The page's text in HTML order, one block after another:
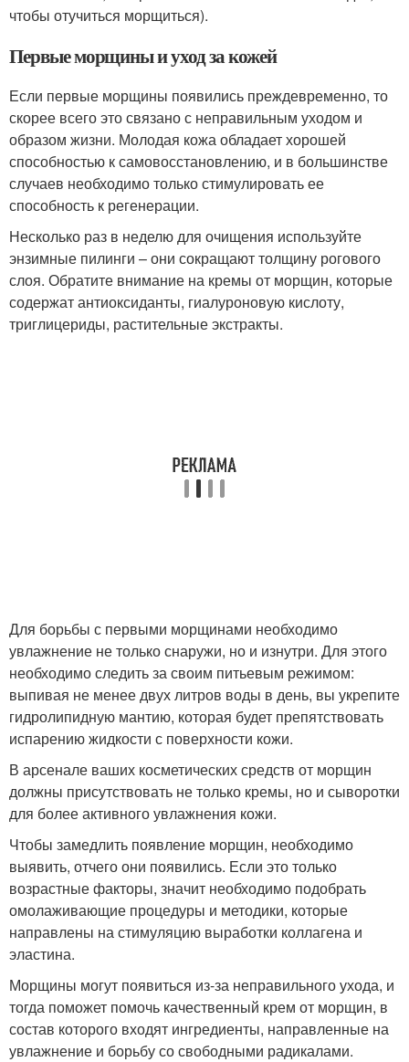
чтобы отучиться морщиться).
Первые морщины и уход за кожей
Если первые морщины появились преждевременно, то
скорее всего это связано с неправильным уходом и
образом жизни. Молодая кожа обладает хорошей
способностью к самовосстановлению, и в большинстве
случаев необходимо только стимулировать ее
способность к регенерации.
Несколько раз в неделю для очищения используйте
энзимные пилинги – они сокращают толщину рогового
слоя. Обратите внимание на кремы от морщин, которые
содержат антиоксиданты, гиалуроновую кислоту,
триглицериды, растительные экстракты.
Для борьбы с первыми морщинами необходимо
увлажнение не только снаружи, но и изнутри. Для этого
необходимо следить за своим питьевым режимом:
выпивая не менее двух литров воды в день, вы укрепите
гидролипидную мантию, которая будет препятствовать
испарению жидкости с поверхности кожи.
В арсенале ваших косметических средств от морщин
должны присутствовать не только кремы, но и сыворотки
для более активного увлажнения кожи.
Чтобы замедлить появление морщин, необходимо
выявить, отчего они появились. Если это только
возрастные факторы, значит необходимо подобрать
омолаживающие процедуры и методики, которые
направлены на стимуляцию выработки коллагена и
эластина.
Морщины могут появиться из-за неправильного ухода, и
тогда поможет помочь качественный крем от морщин, в
состав которого входят ингредиенты, направленные на
увлажнение и борьбу со свободными радикалами.